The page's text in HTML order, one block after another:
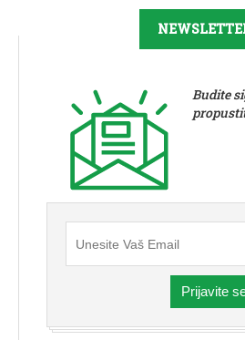
Budite
Prijavite